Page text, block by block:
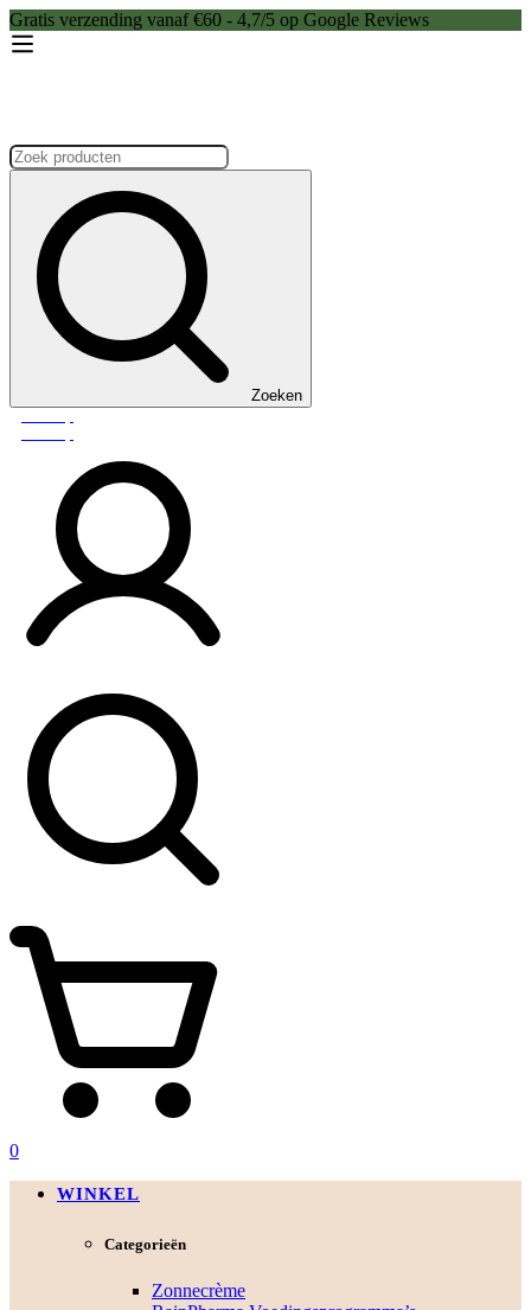
Gratis verzending vanaf €60 - 4,7/5 op Google Reviews
Zoeken:
Zoeken
0
WINKEL
Categorieën
Zonnecrème